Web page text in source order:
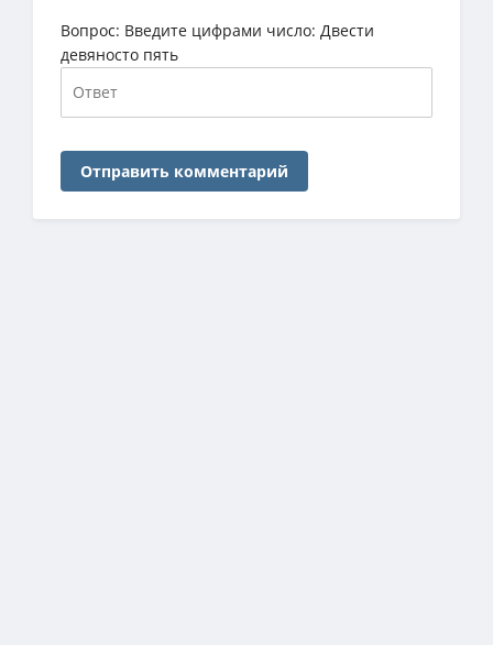
Вопрос: Введите цифрами число: Двести
девяносто пять
Отправить комментарий